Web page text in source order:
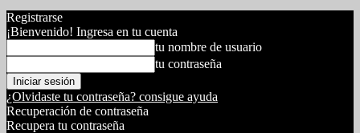
Registrarse
¡Bienvenido! Ingresa en tu cuenta
tu nombre de usuario
tu contraseña
¿Olvidaste tu contraseña? consigue ayuda
Recuperación de contraseña
Recupera tu contraseña